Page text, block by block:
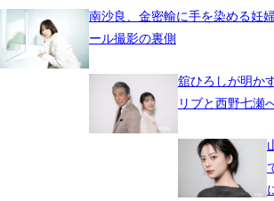
南沙良、金密輸に手を染める妊
ール撮影の裏側
舘ひろしが明か
リブと西野七瀬